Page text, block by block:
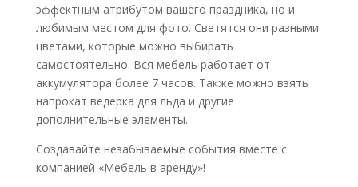
эффектным атрибутом вашего праздника, но и
любимым местом для фото. Светятся они разными
цветами, которые можно выбирать
самостоятельно. Вся мебель работает от
аккумулятора более 7 часов. Также можно взять
напрокат ведерка для льда и другие
дополнительные элементы.
Создавайте незабываемые события вместе с
компанией «Мебель в аренду»!